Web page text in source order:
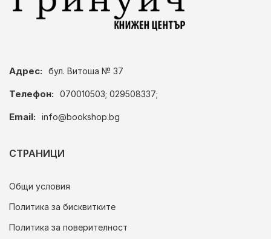
Адрес: бул. Витоша № 37
Телефон: 070010503; 029508337;
Email: info@bookshop.bg
СТРАНИЦИ
Общи условия
Политика за бисквитките
Политика за поверителност